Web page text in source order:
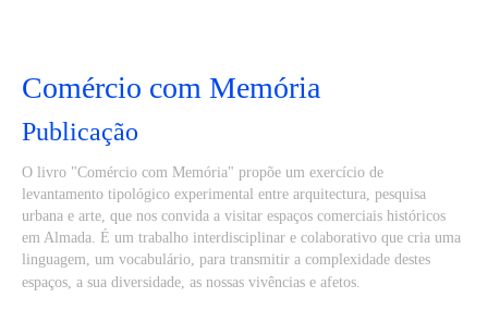
Comércio com Memória
Publicação
O livro "Comércio com Memória" propõe um exercício de
levantamento tipológico experimental entre arquitectura, pesquisa
urbana e arte, que nos convida a visitar espaços comerciais históricos
em Almada. É um trabalho interdisciplinar e colaborativo que cria uma
linguagem, um vocabulário, para transmitir a complexidade destes
espaços, a sua diversidade, as nossas vivências e afetos.